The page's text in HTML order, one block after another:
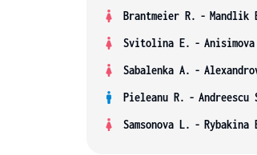
Brantmeier R. - Mandlik
Svitolina E. -
Sabalenka A. -
Pieleanu R. - Andreescu
Samsonova L. - Rybakina